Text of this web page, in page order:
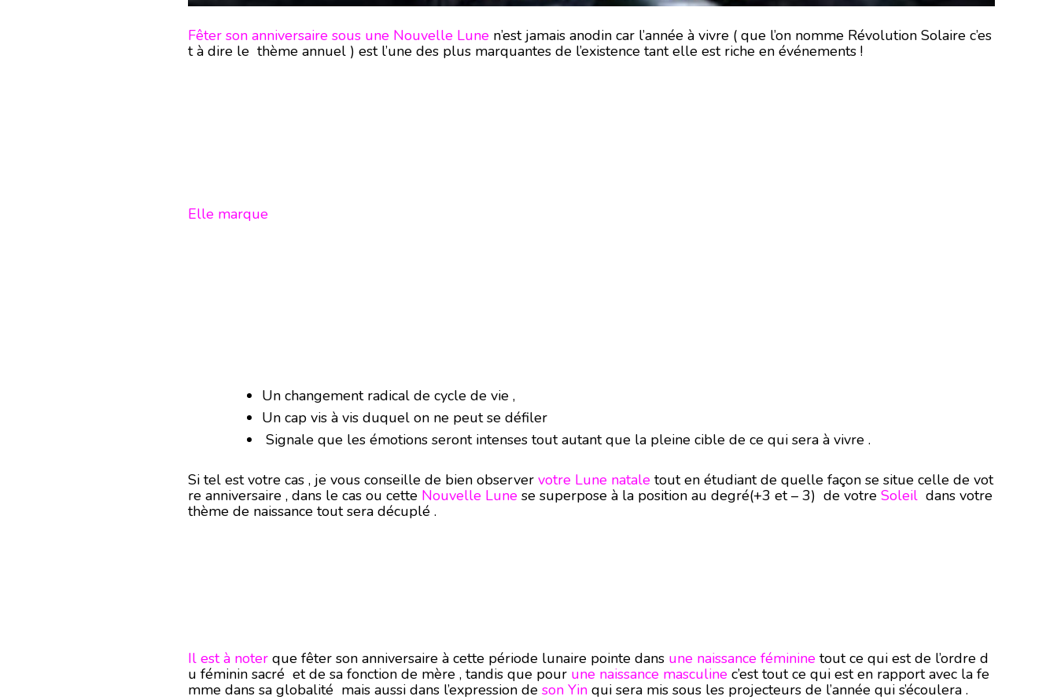
Fêter son anniversaire sous une Nouvelle Lune n’est jamais anodin car l’année à vivre ( que l’on nomme Révolution Solaire c’es
t à dire le thème annuel ) est l’une des plus marquantes de l’existence tant elle est riche en événements !
Elle marque
Un changement radical de cycle de vie ,
Un cap vis à vis duquel on ne peut se défiler
Signale que les émotions seront intenses tout autant que la pleine cible de ce qui sera à vivre .
Si tel est votre cas , je vous conseille de bien observer votre Lune natale tout en étudiant de quelle façon se situe celle de vot
re anniversaire , dans le cas ou cette Nouvelle Lune se superpose à la position au degré(+3 et – 3) de votre Soleil dans votre
thème de naissance tout sera décuplé .
Il est à noter que fêter son anniversaire à cette période lunaire pointe dans une naissance féminine tout ce qui est de l’ordre d
u féminin sacré et de sa fonction de mère , tandis que pour une naissance masculine c’est tout ce qui est en rapport avec la fe
mme dans sa globalité mais aussi dans l’expression de son Yin qui sera mis sous les projecteurs de l’année qui s’écoulera .